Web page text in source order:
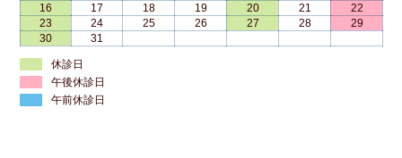
16
17 18 19 20 21
22
23
24 25 26 27 28
29
30
31
休診日
午後休診日
午前休診日